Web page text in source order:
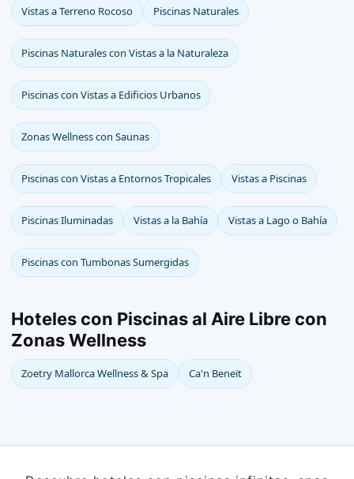
Vistas a Terreno Rocoso Piscinas Naturales
Piscinas Naturales con Vistas a la Naturaleza
Piscinas con Vistas a Edificios Urbanos
Zonas Wellness con Saunas
Piscinas con Vistas a Entornos Tropicales Vistas a Piscinas
Piscinas Iluminadas Vistas a la Bahía Vistas a Lago o Bahía
Piscinas con Tumbonas Sumergidas
Hoteles con Piscinas al Aire Libre con
Zonas Wellness
Zoetry Mallorca Wellness & Spa Ca'n Beneït